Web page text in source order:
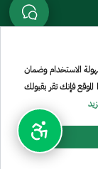
© 2026
الاستخدام وضمان
فإنك تقر بقبولك